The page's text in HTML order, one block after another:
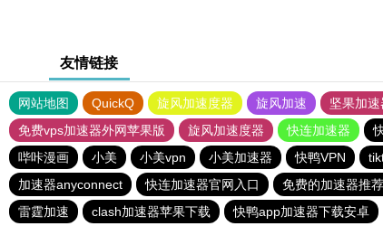
友情链接
网站地图 QuickQ 旋风加速度器 旋风加速 坚果加速
免费vps加速器外网苹果版
旋风加速度器 快连加速器
哔咔漫画
小美 小美vpn 小美加速器 快鸭VPN
加速器anyconnect
快连加速器官网入口 免费的加速器推
雷霆加速
clash加速器苹果下载 快鸭app加速器下载安卓